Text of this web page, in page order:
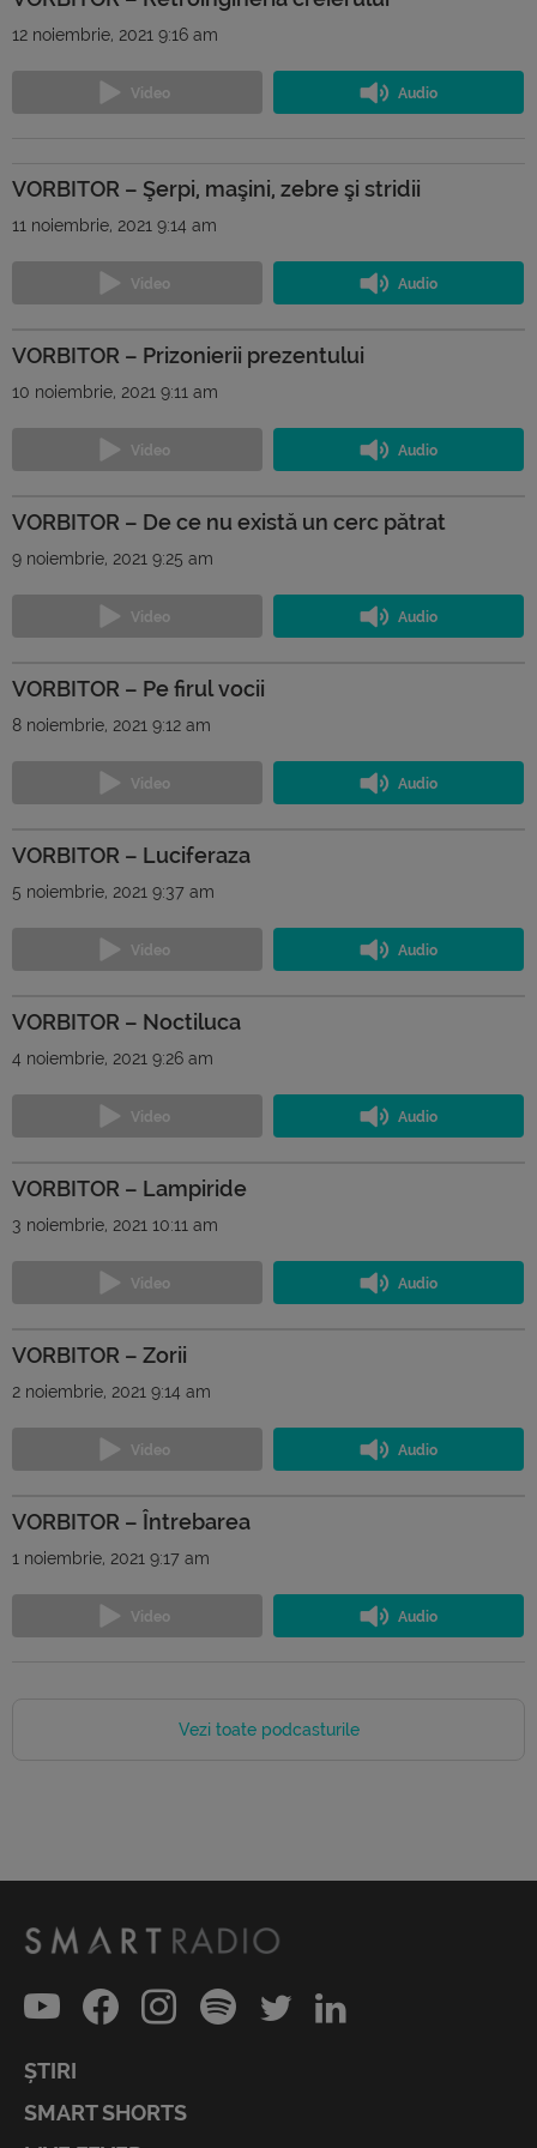
12 noiembrie, 2021 9:16 am
VORBITOR – Şerpi, maşini, zebre şi stridii
11 noiembrie, 2021 9:14 am
VORBITOR – Prizonierii prezentului
10 noiembrie, 2021 9:11 am
VORBITOR – De ce nu există un cerc pătrat
9 noiembrie, 2021 9:25 am
VORBITOR – Pe firul vocii
8 noiembrie, 2021 9:12 am
VORBITOR – Luciferaza
5 noiembrie, 2021 9:37 am
VORBITOR – Noctiluca
4 noiembrie, 2021 9:26 am
VORBITOR – Lampiride
3 noiembrie, 2021 10:11 am
VORBITOR – Zorii
2 noiembrie, 2021 9:14 am
VORBITOR – Întrebarea
1 noiembrie, 2021 9:17 am
Vezi toate podcasturile
ȘTIRI
SMART SHORTS